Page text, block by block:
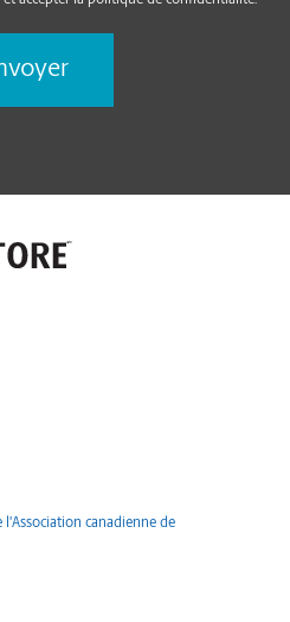
l'Association canadienne de